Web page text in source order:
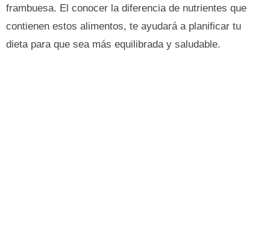
frambuesa. El conocer la diferencia de nutrientes que
contienen estos alimentos, te ayudará a planificar tu
dieta para que sea más equilibrada y saludable.